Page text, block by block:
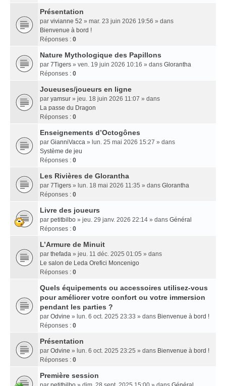
Présentation
par vivianne 52 » mar. 23 juin 2026 19:56 » dans
Bienvenue à bord !
Réponses : 0
Nature Mythologique des Papillons
par 7Tigers » ven. 19 juin 2026 10:16 » dans Glorantha
Réponses : 0
Joueuses/joueurs en ligne
par yamsur » jeu. 18 juin 2026 11:07 » dans
La passe du Dragon
Réponses : 0
Enseignements dʼOctogônes
par GianniVacca » lun. 25 mai 2026 15:27 » dans
Système de jeu
Réponses : 0
Les Rivières de Glorantha
par 7Tigers » lun. 18 mai 2026 11:35 » dans Glorantha
Réponses : 0
Livre des joueurs
par petitbilbo » jeu. 29 janv. 2026 22:14 » dans Général
Réponses : 0
L’Armure de Minuit
par thefada » jeu. 11 déc. 2025 01:05 » dans
Le salon de Leda Orefici Moncenigo
Réponses : 0
Quels équipements ou accessoires utilisez-vous
pour améliorer votre confort ou votre immersion
pendant les parties ?
par Odvine » lun. 6 oct. 2025 23:33 » dans Bienvenue à bord !
Réponses : 0
Présentation
par Odvine » lun. 6 oct. 2025 23:25 » dans Bienvenue à bord !
Réponses : 0
Première session